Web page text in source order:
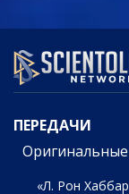
СМОТРЕТЬ
ПЕРЕДАЧИ
«Л. Рон